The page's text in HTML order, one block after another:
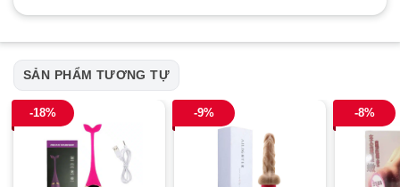
SẢN PHẨM TƯƠNG TỰ
-18% -9% -8%